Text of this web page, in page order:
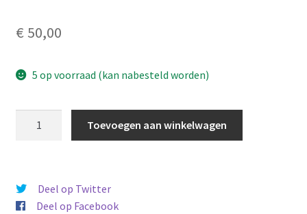
€ 50,00
5 op voorraad (kan nabesteld worden)
aantal
Toevoegen aan winkelwagen
Deel op Twitter
Deel op Facebook